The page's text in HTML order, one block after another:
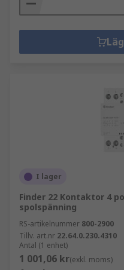
I lager
Finder 22 Kontaktor 4
spolspänning
RS-artikelnummer 800-2900
Tillv. art.nr 22.64.0.230.4310
Antal (1 enhet)
1 001,06 kr(exkl. moms)